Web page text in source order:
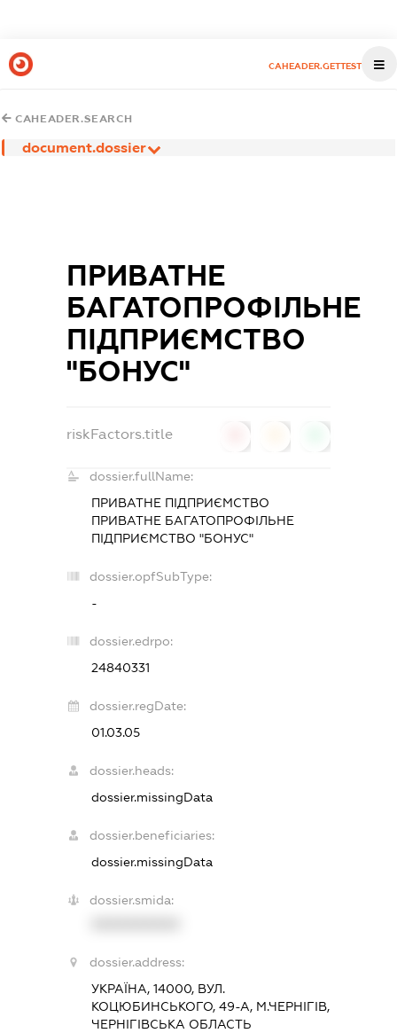
CAHEADER.GETTEST
CAHEADER.SEARCH
document.dossier
ПРИВАТНЕ
БАГАТОПРОФІЛЬНЕ
ПІДПРИЄМСТВО
"БОНУС"
riskFactors.title
dossier.fullName:
ПРИВАТНЕ ПІДПРИЄМСТВО
ПРИВАТНЕ БАГАТОПРОФІЛЬНЕ
ПІДПРИЄМСТВО "БОНУС"
dossier.opfSubType:
-
dossier.edrpo:
24840331
dossier.regDate:
01.03.05
dossier.heads:
dossier.missingData
dossier.beneficiaries:
dossier.missingData
dossier.smida:
dossier.address:
УКРАЇНА, 14000, ВУЛ.
КОЦЮБИНСЬКОГО, 49-А, М.ЧЕРНІГІВ,
ЧЕРНІГІВСЬКА ОБЛАСТЬ